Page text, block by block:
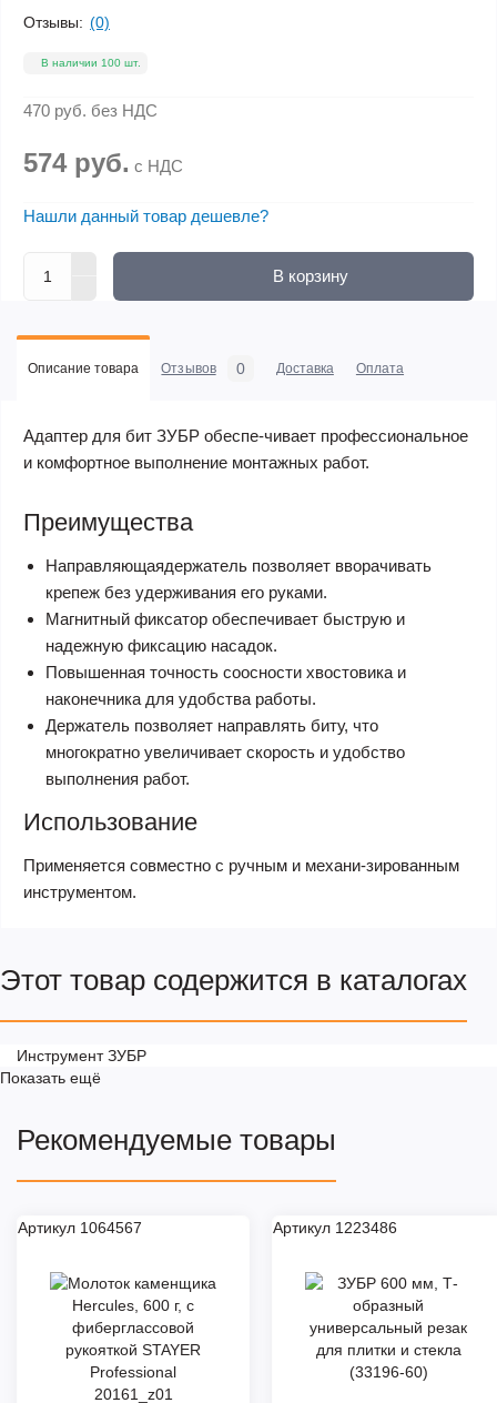
Отзывы: (0)
В наличии 100 шт.
470 руб. без НДС
574 руб. с НДС
Нашли данный товар дешевле?
В корзину
Описание товара Отзывов 0 Доставка Оплата
Адаптер для бит ЗУБР обеспе-чивает профессиональное
и комфортное выполнение монтажных работ.
Преимущества
Направляющаядержатель позволяет вворачивать
крепеж без удерживания его руками.
Магнитный фиксатор обеспечивает быструю и
надежную фиксацию насадок.
Повышенная точность соосности хвостовика и
наконечника для удобства работы.
Держатель позволяет направлять биту, что
многократно увеличивает скорость и удобство
выполнения работ.
Использование
Применяется совместно с ручным и механи-зированным
инструментом.
Этот товар содержится в каталогах
Инструмент ЗУБР
Показать ещё
Рекомендуемые товары
Артикул 1064567 Артикул 1223486